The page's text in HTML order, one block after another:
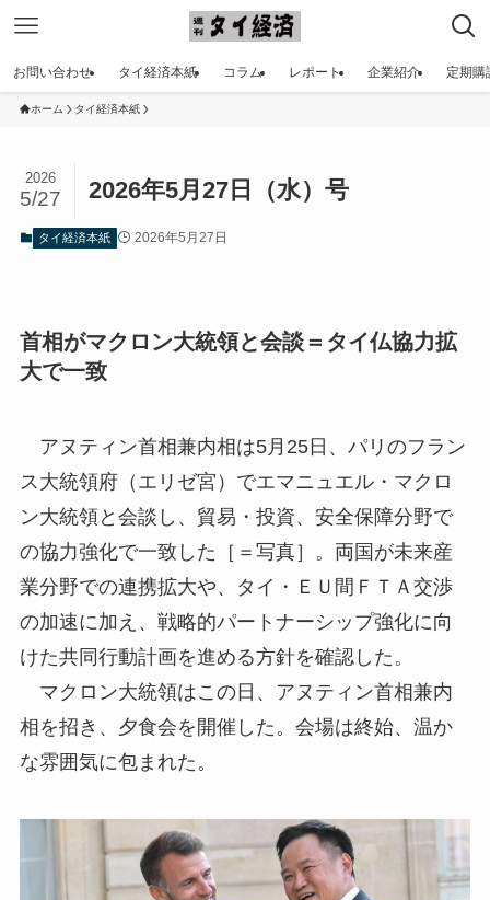
お問い合わせ タイ経済本紙 コラム レポート 企業紹介 定期購
ホーム タイ経済本紙
2026年5月27日（水）号
2026
5/27
タイ経済本紙 2026年5月27日
首相がマクロン大統領と会談＝タイ仏協力拡
大で一致
アヌティン首相兼内相は5月25日、パリのフラン
ス大統領府（エリゼ宮）でエマニュエル・マクロ
ン大統領と会談し、貿易・投資、安全保障分野で
の協力強化で一致した［＝写真］。両国が未来産
業分野での連携拡大や、タイ・ＥＵ間ＦＴＡ交渉
の加速に加え、戦略的パートナーシップ強化に向
けた共同行動計画を進める方針を確認した。
マクロン大統領はこの日、アヌティン首相兼内
相を招き、夕食会を開催した。会場は終始、温か
な雰囲気に包まれた。